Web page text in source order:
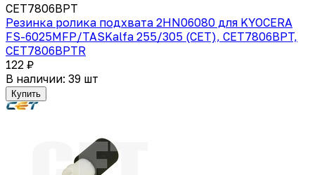
CET7806BPT
Резинка ролика подхвата 2HN06080 для KYOCERA
FS-6025MFP/TASKalfa 255/305 (CET), CET7806BPT,
CET7806BPTR
122 ₽
В наличии: 39 шт
Купить